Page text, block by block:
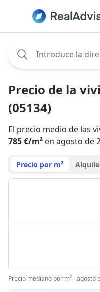
Precio de la
(05134)
El precio medio de las
785 €/m² en agosto de
Precio por m²
Precio mediano por m² - agosto